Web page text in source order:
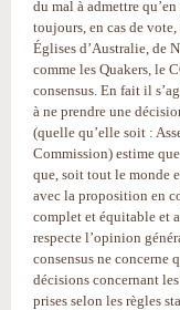
du mal à admettre
toujours, en cas de
Églises d’Australie, de
comme les Quakers, le
consensus. En fait il
à ne prendre une
(quelle qu’elle soit :
Commission) estime
que, soit tout le monde
avec la proposition en
complet et équitable et
respecte l’opinion
consensus ne concerne
décisions concernant
prises selon les règles